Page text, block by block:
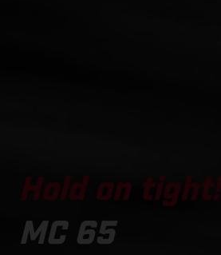
Hold on tight!
MC 65